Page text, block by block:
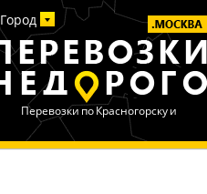
Перевозки по Красногорску и
Город